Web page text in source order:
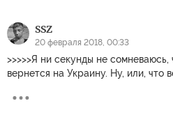
SSZ
20 февраля 2018, 00:33
>>>>>Я ни секунды не
вернется на Украину. Ну, или, что